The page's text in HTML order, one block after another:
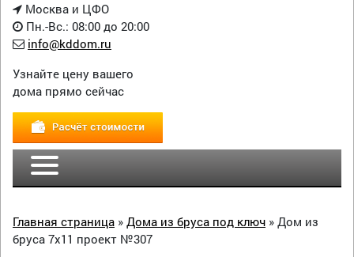
Москва и ЦФО
Пн.-Вс.: 08:00 до 20:00
info@kddom.ru
Узнайте цену вашего
дома прямо сейчас
Главная страница » Дома из бруса под ключ » Дом из
бруса 7х11 проект №307